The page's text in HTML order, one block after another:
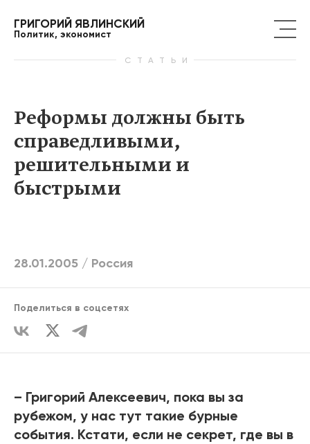
ГРИГОРИЙ ЯВЛИНСКИЙ
Политик, экономист
СТАТЬИ
Реформы должны быть
справедливыми,
решительными и
быстрыми
28.01.2005 / Россия
Поделиться в соцсетях
– Григорий Алексеевич, пока вы за
рубежом, у нас тут такие бурные
события. Кстати, если не секрет, где вы в